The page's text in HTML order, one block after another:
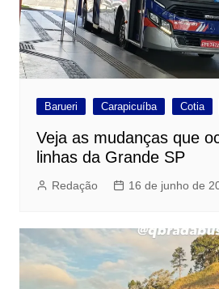
Barueri Carapicuíba Cotia
Veja as mudanças que
linhas da Grande SP
Redação 16 de junho de